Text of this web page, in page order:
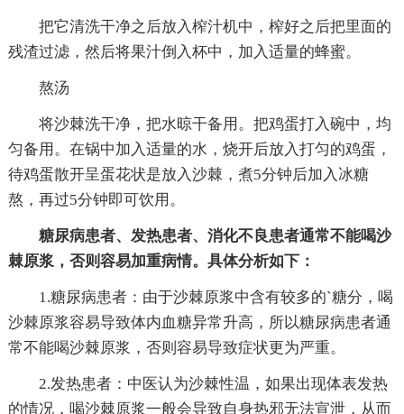
把它清洗干净之后放入榨汁机中，榨好之后把里面的
残渣过滤，然后将果汁倒入杯中，加入适量的蜂蜜。
熬汤
将沙棘洗干净，把水晾干备用。把鸡蛋打入碗中，均
匀备用。在锅中加入适量的水，烧开后放入打匀的鸡蛋，
待鸡蛋散开呈蛋花状是放入沙棘，煮5分钟后加入冰糖
熬，再过5分钟即可饮用。
糖尿病患者、发热患者、消化不良患者通常不能喝沙
棘原浆，否则容易加重病情。具体分析如下：
1.糖尿病患者：由于沙棘原浆中含有较多的`糖分，喝
沙棘原浆容易导致体内血糖异常升高，所以糖尿病患者通
常不能喝沙棘原浆，否则容易导致症状更为严重。
2.发热患者：中医认为沙棘性温，如果出现体表发热
的情况，喝沙棘原浆一般会导致自身热邪无法宣泄，从而